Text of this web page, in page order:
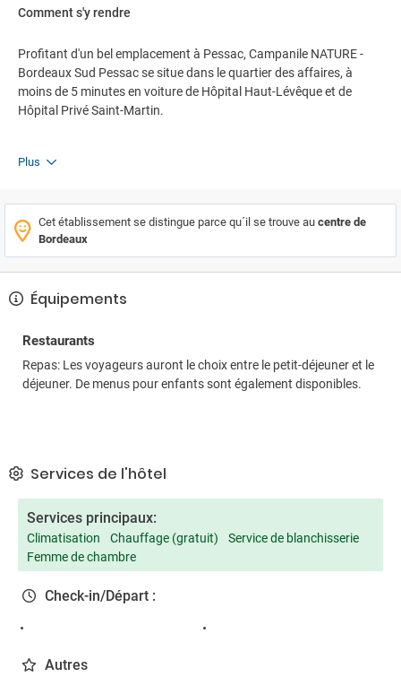
Comment s'y rendre
Profitant d'un bel emplacement à Pessac, Campanile NATURE -
Bordeaux Sud Pessac se situe dans le quartier des affaires, à
moins de 5 minutes en voiture de Hôpital Haut-Lévêque et de
Hôpital Privé Saint-Martin.
Plus
Cet établissement se distingue parce qu´il se trouve au centre de
Bordeaux
Équipements
Restaurants
Repas: Les voyageurs auront le choix entre le petit-déjeuner et le
déjeuner. De menus pour enfants sont également disponibles.
Services de l'hôtel
Services principaux:
Climatisation Chauffage (gratuit)
Service de blanchisserie
Femme de chambre
Check-in/Départ :
Autres